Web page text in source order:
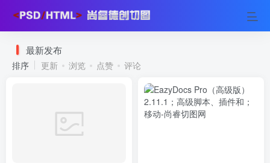
最新发布
排序 更新 浏览 点赞 评论